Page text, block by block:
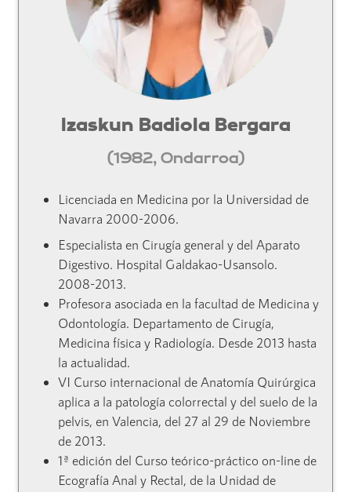
Izaskun Badiola Bergara
(1982, Ondarroa)
Licenciada en Medicina por la Universidad de
Navarra 2000-2006.
Especialista en Cirugía general y del Aparato
Digestivo. Hospital Galdakao-Usansolo.
2008-2013.
Profesora asociada en la facultad de Medicina y
Odontología. Departamento de Cirugía,
Medicina física y Radiología. Desde 2013 hasta
la actualidad.
VI Curso internacional de Anatomía Quirúrgica
aplica a la patología colorrectal y del suelo de la
pelvis, en Valencia, del 27 al 29 de Noviembre
de 2013.
1ª edición del Curso teórico-práctico on-line de
Ecografía Anal y Rectal, de la Unidad de